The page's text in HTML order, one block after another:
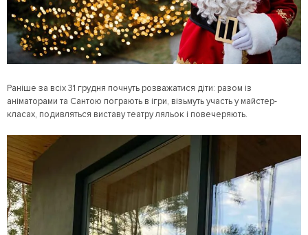
Раніше за всіх 31 грудня почнуть розважатися діти: разом із
аніматорами та Сантою пограють в ігри, візьмуть участь у майстер-
класах, подивляться виставу театру ляльок і повечеряють.